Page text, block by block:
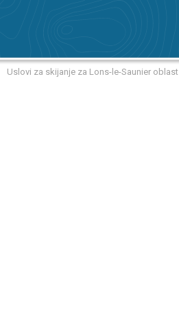
Uslovi za skijanje za Lons-le-Saunier oblast